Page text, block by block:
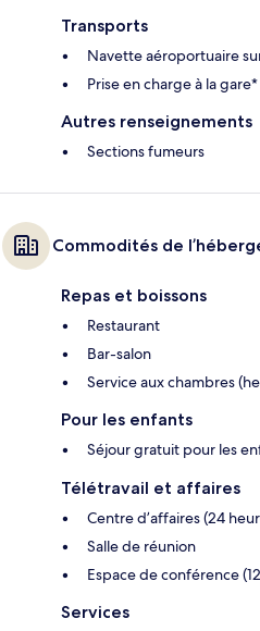
Transports
Navette aéroportuaire
Prise en charge à la gare*
Autres renseignements
Sections fumeurs
Commodités de
Repas et boissons
Restaurant
Bar-salon
Service aux chambres
Pour les enfants
Séjour gratuit pour les
Télétravail et affaires
Centre d’affaires (24
Salle de réunion
Espace de conférence
Services